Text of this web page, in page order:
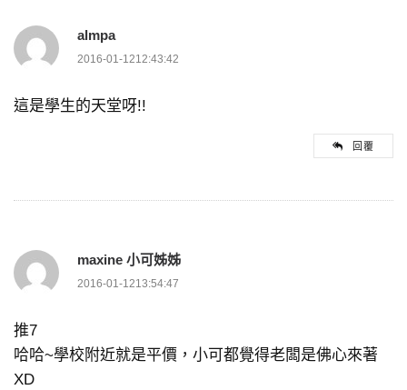
almpa
2016-01-1212:43:42
這是學生的天堂呀!!
回覆
maxine 小可姊姊
2016-01-1213:54:47
推7
哈哈~學校附近就是平價，小可都覺得老闆是佛心來著
XD